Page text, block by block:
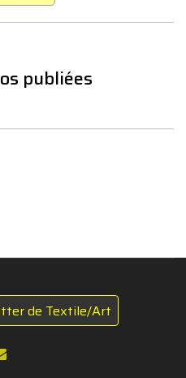
publiées
de Textile/Art